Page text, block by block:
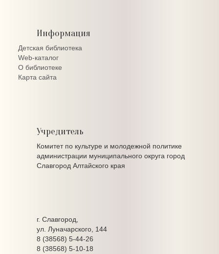
Информация
Детская библиотека
Web-каталог
О библиотеке
Карта сайта
Учредитель
Комитет по культуре и молодежной политике
администрации муниципального округа город
Славгород Алтайского края
г. Славгород,
ул. Луначарского, 144
8 (38568) 5-44-26
8 (38568) 5-10-18